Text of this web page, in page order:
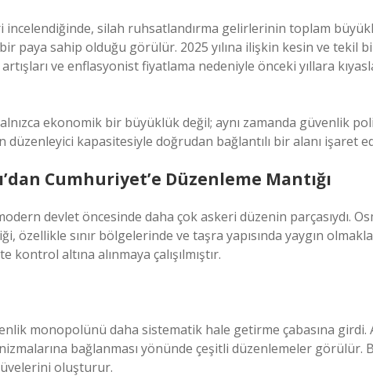
incelendiğinde, silah ruhsatlandırma gelirlerinin toplam
paya sahip olduğu görülür. 2025 yılına ilişkin kesin ve tekil
ve enflasyonist fiyatlama nedeniyle önceki yıllara
ekonomik bir büyüklük değil; aynı zamanda güvenlik
kapasitesiyle doğrudan bağlantılı bir alanı işaret
Cumhuriyet’e Düzenleme Mantığı
devlet öncesinde daha çok askeri düzenin parçasıydı.
özellikle sınır bölgelerinde ve taşra yapısında yaygın
altına alınmaya çalışılmıştır.
monopolünü daha sistematik hale getirme çabasına girdi.
bağlanması yönünde çeşitli düzenlemeler görülür.
oluşturur.